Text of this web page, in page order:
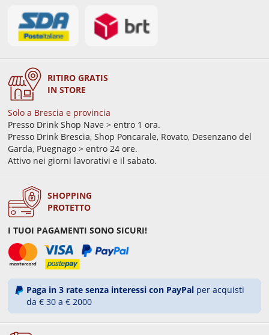
RITIRO GRATIS
IN STORE
Solo a Brescia e provincia
Presso Drink Shop Nave > entro 1 ora.
Presso Drink Brescia, Shop Poncarale, Rovato, Desenzano del
Garda, Puegnago > entro 24 ore.
Attivo nei giorni lavorativi e il sabato.
SHOPPING
PROTETTO
I TUOI PAGAMENTI SONO SICURI!
Paga in 3 rate senza interessi con PayPal per acquisti
da € 30 a € 2000